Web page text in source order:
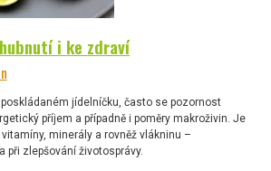
i ke zdraví
poskládaném jídelníčku, často se pozornost
příjem a případně i poměry makroživin. Je
minerály a rovněž vlákninu –
při zlepšování životosprávy.